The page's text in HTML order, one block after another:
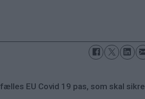
EU Covid 19 pas, som skal sikre